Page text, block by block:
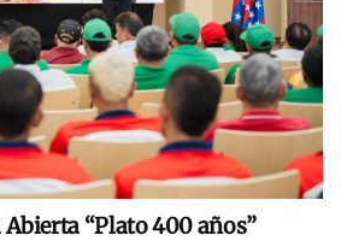
“Plato 400 años”